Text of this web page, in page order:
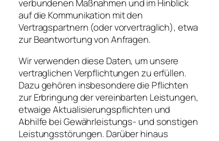
verbundenen Maßnahmen und im Hinblick
auf die Kommunikation mit den
Vertragspartnern (oder vorvertraglich), etwa
zur Beantwortung von Anfragen.
Wir verwenden diese Daten, um unsere
vertraglichen Verpflichtungen zu erfüllen.
Dazu gehören insbesondere die Pflichten
zur Erbringung der vereinbarten Leistungen,
etwaige Aktualisierungspflichten und
Abhilfe bei Gewährleistungs- und sonstigen
Leistungsstörungen. Darüber hinaus